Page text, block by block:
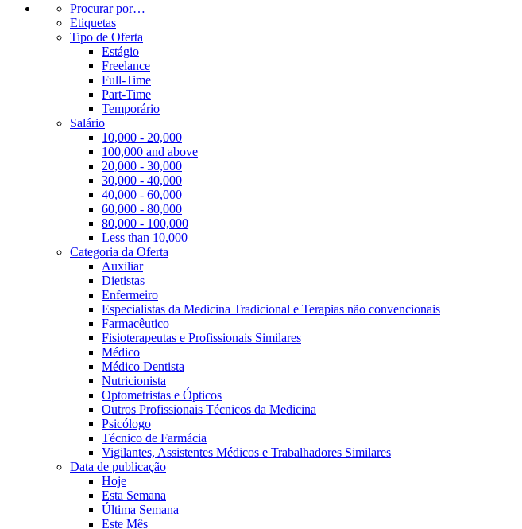
Procurar por…
Etiquetas
Tipo de Oferta
Estágio
Freelance
Full-Time
Part-Time
Temporário
Salário
10,000 - 20,000
100,000 and above
20,000 - 30,000
30,000 - 40,000
40,000 - 60,000
60,000 - 80,000
80,000 - 100,000
Less than 10,000
Categoria da Oferta
Auxiliar
Dietistas
Enfermeiro
Especialistas da Medicina Tradicional e Terapias não convencionais
Farmacêutico
Fisioterapeutas e Profissionais Similares
Médico
Médico Dentista
Nutricionista
Optometristas e Ópticos
Outros Profissionais Técnicos da Medicina
Psicólogo
Técnico de Farmácia
Vigilantes, Assistentes Médicos e Trabalhadores Similares
Data de publicação
Hoje
Esta Semana
Última Semana
Este Mês